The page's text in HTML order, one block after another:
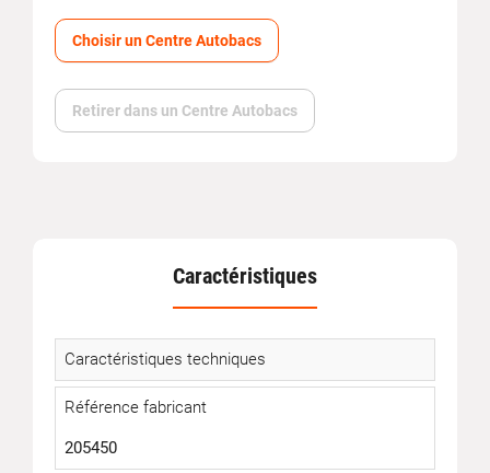
Choisir un Centre Autobacs
Retirer dans un Centre Autobacs
Caractéristiques
Caractéristiques techniques
Référence fabricant
205450